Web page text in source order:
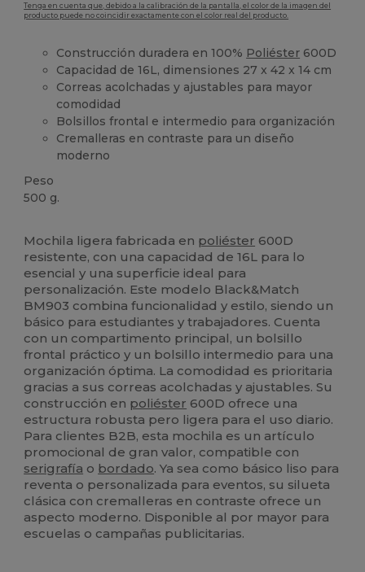
Tenga en cuenta que, debido a la calibración de la pantalla, el color de la imagen del
producto puede no coincidir exactamente con el color real del producto.
Construcción duradera en 100% Poliéster 600D
Capacidad de 16L, dimensiones 27 x 42 x 14 cm
Correas acolchadas y ajustables para mayor
comodidad
Bolsillos frontal e intermedio para organización
Cremalleras en contraste para un diseño
moderno
Peso
500 g.
Mochila ligera fabricada en poliéster 600D
resistente, con una capacidad de 16L para lo
esencial y una superficie ideal para
personalización. Este modelo Black&Match
BM903 combina funcionalidad y estilo, siendo un
básico para estudiantes y trabajadores. Cuenta
con un compartimento principal, un bolsillo
frontal práctico y un bolsillo intermedio para una
organización óptima. La comodidad es prioritaria
gracias a sus correas acolchadas y ajustables. Su
construcción en poliéster 600D ofrece una
estructura robusta pero ligera para el uso diario.
Para clientes B2B, esta mochila es un artículo
promocional de gran valor, compatible con
serigrafía o bordado. Ya sea como básico liso para
reventa o personalizada para eventos, su silueta
clásica con cremalleras en contraste ofrece un
aspecto moderno. Disponible al por mayor para
escuelas o campañas publicitarias.